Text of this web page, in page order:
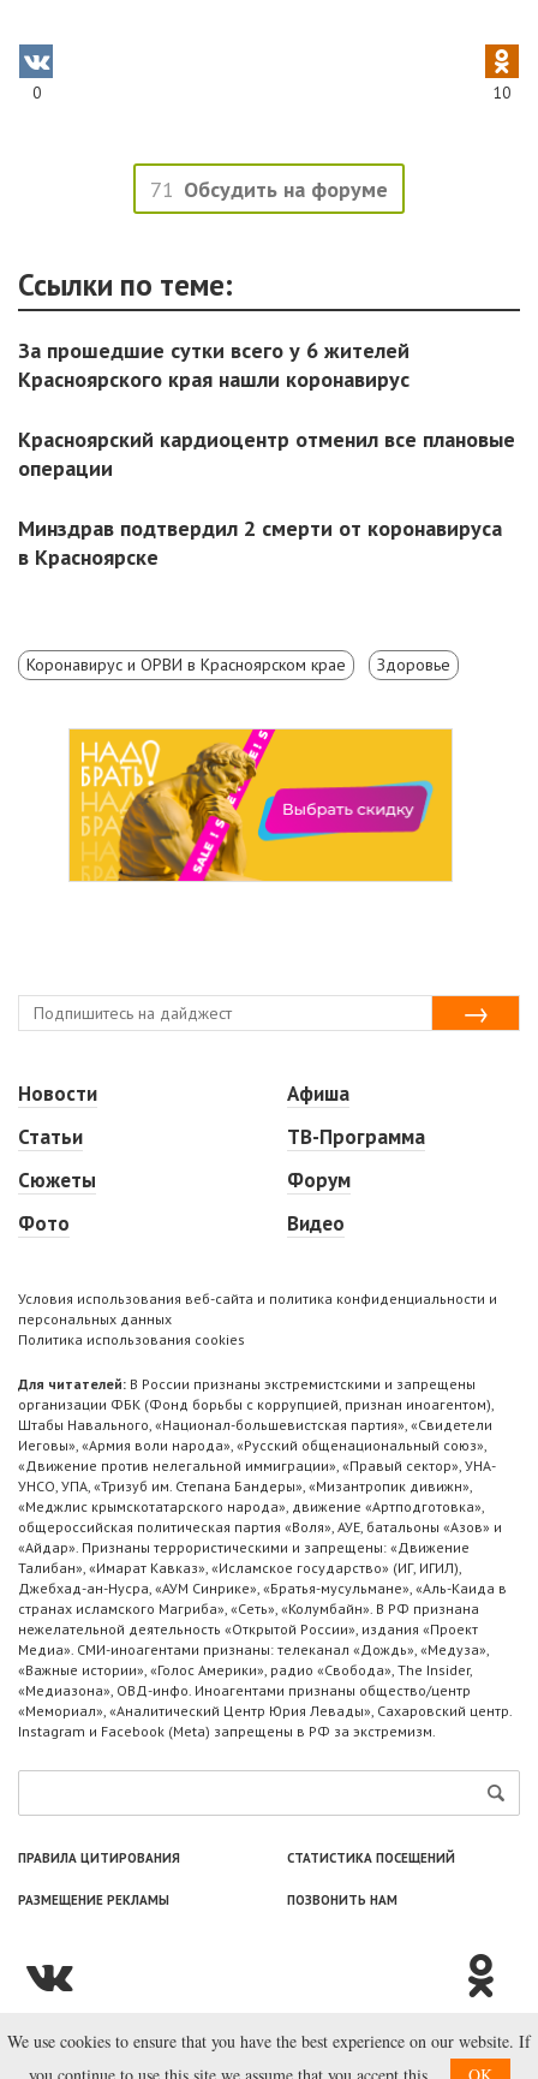
0 10
71 Обсудить на форуме
Ссылки по теме:
За прошедшие сутки всего у 6 жителей
Красноярского края нашли коронавирус
Красноярский кардиоцентр отменил все плановые
операции
Минздрав подтвердил 2 смерти от коронавируса
в Красноярске
Коронавирус и ОРВИ в Красноярском крае Здоровье
Новости
Статьи
Сюжеты
Фото
Афиша
ТВ-Программа
Форум
Видео
Условия использования веб-сайта и политика конфиденциальности и
персональных данных
Политика использования cookies
Для читателей: В России признаны экстремистскими и запрещены
организации ФБК (Фонд борьбы с коррупцией, признан иноагентом),
Штабы Навального, «Национал-большевистская партия», «Свидетели
Иеговы», «Армия воли народа», «Русский общенациональный союз»,
«Движение против нелегальной иммиграции», «Правый сектор», УНА-
УНСО, УПА, «Тризуб им. Степана Бандеры», «Мизантропик дивижн»,
«Меджлис крымскотатарского народа», движение «Артподготовка»,
общероссийская политическая партия «Воля», АУЕ, батальоны «Азов» и
«Айдар». Признаны террористическими и запрещены: «Движение
Талибан», «Имарат Кавказ», «Исламское государство» (ИГ, ИГИЛ),
Джебхад-ан-Нусра, «АУМ Синрике», «Братья-мусульмане», «Аль-Каида в
странах исламского Магриба», «Сеть», «Колумбайн». В РФ признана
нежелательной деятельность «Открытой России», издания «Проект
Медиа». СМИ-иноагентами признаны: телеканал «Дождь», «Медуза»,
«Важные истории», «Голос Америки», радио «Свобода», The Insider,
«Медиазона», ОВД-инфо. Иноагентами признаны общество/центр
«Мемориал», «Аналитический Центр Юрия Левады», Сахаровский центр.
Instagram и Facebook (Metа) запрещены в РФ за экстремизм.
ПРАВИЛА ЦИТИРОВАНИЯ СТАТИСТИКА ПОСЕЩЕНИЙ
РАЗМЕЩЕНИЕ РЕКЛАМЫ ПОЗВОНИТЬ НАМ
© ООО «Лаборатория Новоcтей», 2003—2026.
We use cookies to ensure that you have the best experience on our website. If